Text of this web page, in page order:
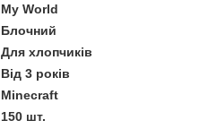
My World
Блочний
Для хлопчиків
Від 3 років
Minecraft
150 шт.